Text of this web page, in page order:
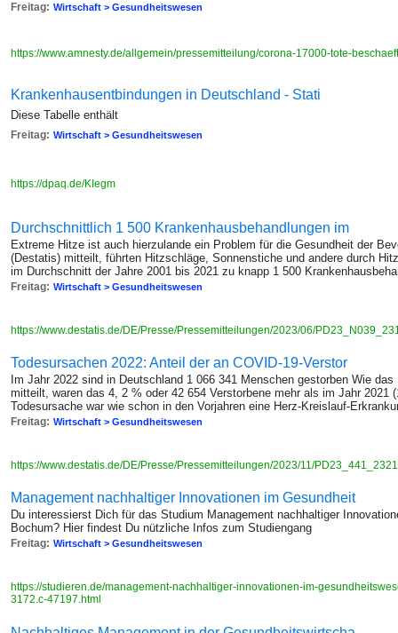
Freitag: Wirtschaft > Gesundheitswesen
https://www.amnesty.de/allgemein/pressemitteilung/corona-17000-tote-
Kranken­hausent­bindungen in Deutschland - Stati
Diese Tabelle enthält
Freitag: Wirtschaft > Gesundheitswesen
https://dpaq.de/KIegm
Durchschnittlich 1 500 Krankenhausbehandlungen im
Extreme Hitze ist auch hierzulande ein Problem für die Gesundheit der
(Destatis) mitteilt, führten Hitzschläge, Sonnenstiche und andere durch
im Durchschnitt der Jahre 2001 bis 2021 zu knapp 1 500
Freitag: Wirtschaft > Gesundheitswesen
https://www.destatis.de/DE/Presse/Pressemitteilungen/2023/06/
Todesursachen 2022: Anteil der an COVID-19-Verstor
Im Jahr 2022 sind in Deutschland 1 066 341 Menschen gestorben Wie
mitteilt, waren das 4, 2 % oder 42 654 Verstorbene mehr als im Jahr 2021
Todesursache war wie schon in den Vorjahren eine Herz-Kreislauf-
Freitag: Wirtschaft > Gesundheitswesen
https://www.destatis.de/DE/Presse/Pressemitteilungen/2023/11/
Management nachhaltiger Innovationen im Gesundheit
Du interessierst Dich für das Studium Management nachhaltiger
Bochum? Hier findest Du nützliche Infos zum Studiengang
Freitag: Wirtschaft > Gesundheitswesen
https://studieren.de/management-nachhaltiger-innovationen-im-
3172.c-47197.html